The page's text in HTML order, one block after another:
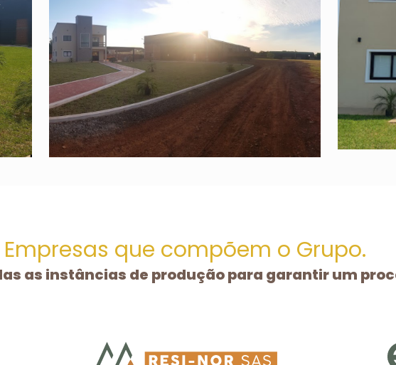
Empresas que compõem o Grupo.
as instâncias de produção para garantir um